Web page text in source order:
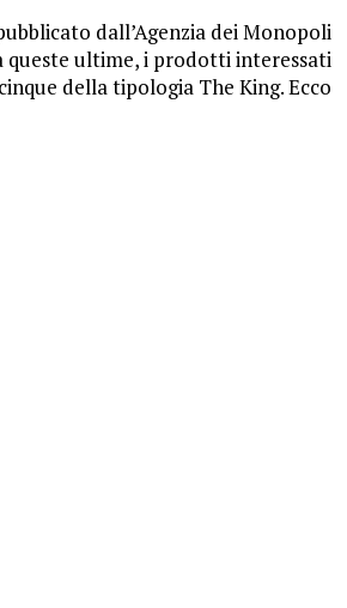
dall’Agenzia dei Monopoli
queste ultime, i prodotti interessati
della tipologia The King. Ecco